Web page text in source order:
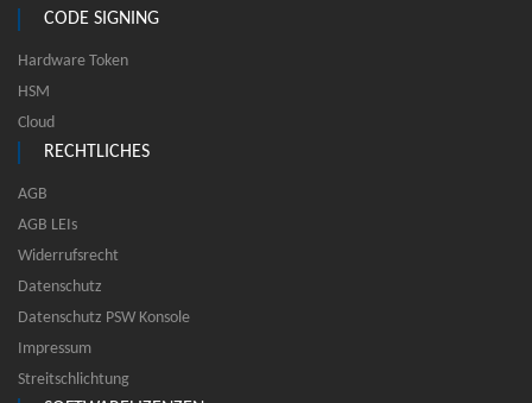
CODE SIGNING
Hardware Token
HSM
Cloud
RECHTLICHES
AGB
AGB LEIs
Widerrufsrecht
Datenschutz
Datenschutz PSW Konsole
Impressum
Streitschlichtung